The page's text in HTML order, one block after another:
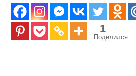
1
Поделился